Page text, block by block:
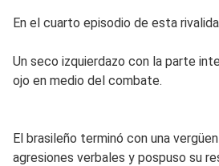
En el cuarto episodio de esta
Un seco izquierdazo con la parte
ojo en medio del combate.
El brasileño terminó con una
agresiones verbales y pospuso su